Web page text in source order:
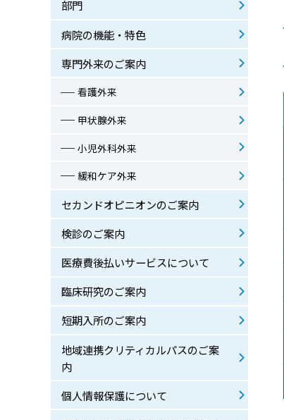
部門
病院の機能・特色
専門外来のご案内
看護外来
甲状腺外来
小児外科外来
緩和ケア外来
セカンドオピニオンのご案内
検診のご案内
医療費後払いサービスについて
臨床研究のご案内
短期入所のご案内
地域連携クリティカルパスのご案
内
個人情報保護について